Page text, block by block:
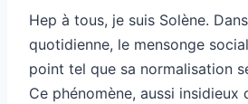
Hep à tous, je suis Solène.
quotidienne, le mensonge
point tel que sa normalisation
Ce phénomène, aussi insidieux